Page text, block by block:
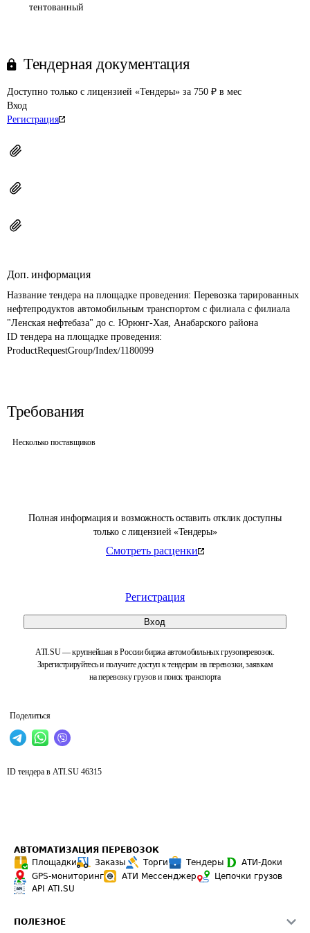
Полная информация и возможность оставить отклик доступны
только с лицензией «Тендеры»
Смотреть расценки
Регистрация
Вход
ATI.SU — крупнейшая в России биржа автомобильных грузоперевозок.
Зарегистрируйтесь и получите доступ к тендерам на перевозки, заявкам
на перевозку грузов и поиск транспорта
Поделиться
тентованный
Тендерная документация
Доступно только с лицензией «Тендеры» за 750 ₽ в мес
Вход
Регистрация
Доп. информация
Название тендера на площадке проведения: Перевозка тарированных
нефтепродуктов автомобильным транспортом с филиала с филиала
ID тендера на площадке проведения:
ProductRequestGroup/Index/1180099
Требования
Несколько поставщиков
ID тендера в ATI.SU 46315
АВТОМАТИЗАЦИЯ ПЕРЕВОЗОК
Площадки
Заказы Торги Тендеры
АТИ-Доки
GPS-мониторинг
АТИ Мессенджер
Цепочки грузов
API ATI.SU
ПОЛЕЗНОЕ